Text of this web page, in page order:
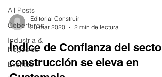
All Posts
Coberturas
Industria &
Negocios
Eventos
Editorial Construir
30 mar 2020
2 min de lectura
Índice de Confianza del sector
construcción se eleva en